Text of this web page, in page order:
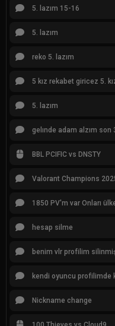
5. lazım 15-16
5. lazım
reko 5. lazım
5 kız rekabet giricez 5.
5. lazım
gelınde adam alzım son
BBL PCIFIC vs DNSTY
Valorant Champions
1850 PV'm var Onları
hesap silme
benim vlr profilim
kendi oyuncu profilimde
Nickname change